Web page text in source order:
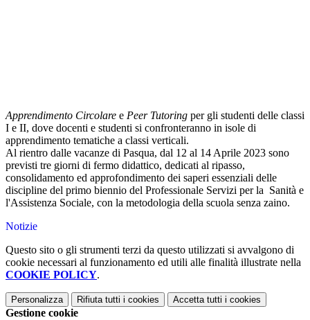
Apprendimento Circolare e Peer Tutoring per gli studenti delle classi
I e II, dove docenti e studenti si confronteranno in isole di
apprendimento tematiche a classi verticali.
Al rientro dalle vacanze di Pasqua, dal 12 al 14 Aprile 2023 sono
previsti tre giorni di fermo didattico, dedicati al ripasso,
consolidamento ed approfondimento dei saperi essenziali delle
discipline del primo biennio del Professionale Servizi per la Sanità e
l'Assistenza Sociale, con la metodologia della scuola senza zaino.
Notizie
Questo sito o gli strumenti terzi da questo utilizzati si avvalgono di
cookie necessari al funzionamento ed utili alle finalità illustrate nella
COOKIE POLICY.
Personalizza Rifiuta tutti i cookies Accetta tutti i cookies
Gestione cookie